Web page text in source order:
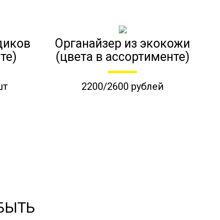
Органайзер из экокожи
(цвета в ассортименте)
2200/2600 рублей